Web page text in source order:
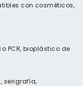
con cosméticos,
PCR, bioplástico de
serigrafía,